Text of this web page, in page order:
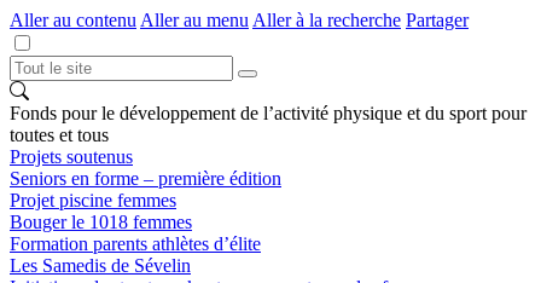
Aller au contenu Aller au menu Aller à la recherche Partager
Fonds pour le développement de l’activité physique et du sport pour
toutes et tous
Projets soutenus
Seniors en forme – première édition
Projet piscine femmes
Bouger le 1018 femmes
Formation parents athlètes d’élite
Les Samedis de Sévelin